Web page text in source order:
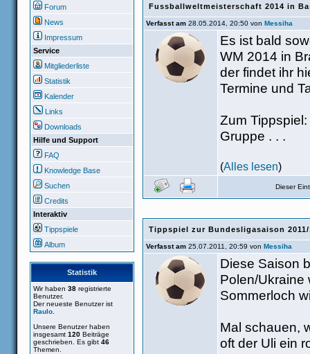
Forum
News
Impressum
Service
Mitgliederliste
Statistik
Kalender
Links
Downloads
Hilfe und Support
FAQ
Knowledge Base
Suchen
Credits
Interaktiv
Tippspiele
Album
Statistik
Wir haben 38 registrierte
Benutzer.
Der neueste Benutzer ist
Raulo
Unsere Benutzer haben
insgesamt 120 Beiträge
geschrieben. Es gibt 46
Themen.
Fussballweltmeisterschaft 2014 in
Verfasst am 28.05.2014, 20:50 von Messiha
Es ist bald
WM 2014 in
der findet ihr
Termine und
Zum
Gruppe . . .
(Alles lesen)
Dieser
Tippspiel zur Bundesligasaison 2011/
Verfasst am 25.07.2011, 20:59 von Messiha
Diese Saison
Polen/Ukraine
Sommerloch
Mal schauen,
oft der Uli ein